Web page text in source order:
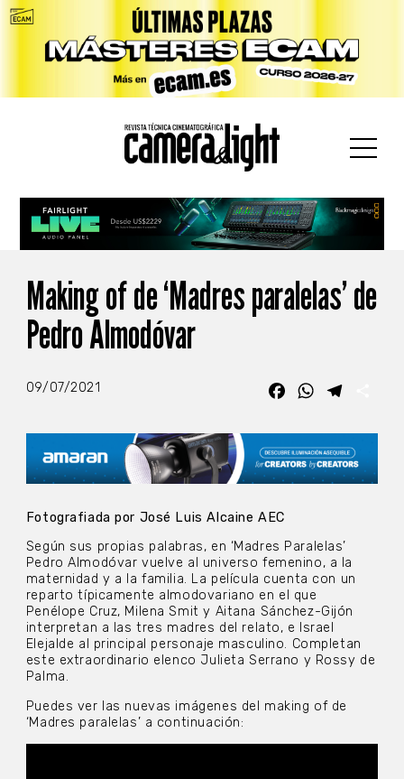
Making of de ‘Madres paralelas’ de
Pedro Almodóvar
09/07/2021 FacebookWhatsApp
Fotografiada por José Luis Alcaine AEC
Según sus propias palabras, en ‘Madres Paralelas’
Pedro Almodóvar vuelve al universo femenino, a la
maternidad y a la familia. La película cuenta con un
reparto típicamente almodovariano en el que
Penélope Cruz, Milena Smit y Aitana Sánchez-Gijón
interpretan a las tres madres del relato, e Israel
Elejalde al principal personaje masculino. Completan
este extraordinario elenco Julieta Serrano y Rossy de
Palma.
Puedes ver las nuevas imágenes del making of de
‘Madres paralelas’ a continuación: